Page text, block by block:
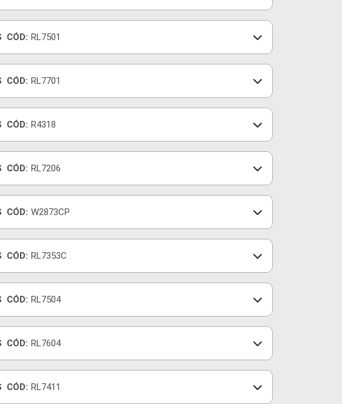
CÓD: RL7501
CÓD: RL7701
CÓD: R4318
CÓD: RL7206
CÓD: W2873CP
CÓD: RL7353C
CÓD: RL7504
CÓD: RL7604
CÓD: RL7411